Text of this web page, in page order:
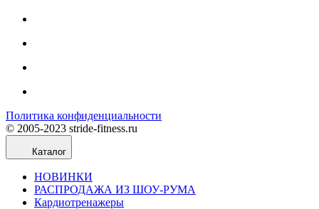
Политика конфиденциальности
© 2005-2023 stride-fitness.ru
Каталог
НОВИНКИ
РАСПРОДАЖА ИЗ ШОУ-РУМА
Кардиотренажеры